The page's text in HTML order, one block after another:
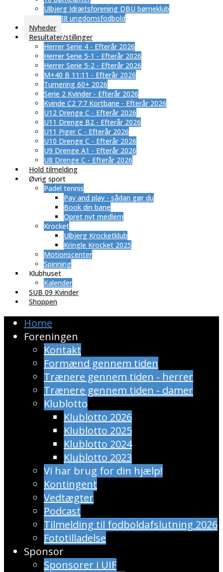
Ulbjerg Idrætsforening DBU børneklub
SUB 88 ungdomsfodbold
Nyheder
Resultater/stillinger
Herrer Serie 4 - Efterår 2026
Herrer Serie 5-1 - Efterår 2026
Herrer Serie 5-2 - Efterår 2026
M+40 B 11:11 - Efterår 2026
Turnering 60+ 2026
Serie 2 Kvinder - Efterår 2026
Kvinde C2 7:7 Kortbane - Efterår 2026
U12 Drenge C - Efterår 2026
U11 Drenge B2 - Efterår 2026
U11 Piger C - Efterår 2026
U10 Drenge C - Efterår 2026
U9 Drenge A1 - Efterår 2026
U8 Drenge C - Efterår 2026
Hold tilmelding
Øvrig sport
Padel tennis
Pay and play - sådan gør du
Book din bane
Opret nyt medlem
Krocket
Ulbjerg Krocketklub
Kringle Krocket 2025
Motionscenter
Spinning
Klubhuset
Kalender
SUB 09 Kvinder
Shoppen
Home
Foreningen
Kontakt
Formænd gennem tiden
Trænere gennem tiden - herrer
Trænere gennem tiden - damer
Klublotto
Klublotto 2026
Klublotto 2025
Klublotto 2024
Klublotto 2023
Vi har brug for din hjælp!
Kontingent
Vedtægter
Podcast
Tilmelding til fodboldafslutning 2026
Fototilladelse
Sponsor
Sponsorer i UIF